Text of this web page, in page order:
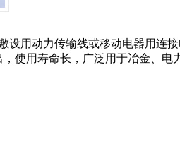
设用动力传输线或移动电器用连
使用寿命长，广泛用于冶金、电